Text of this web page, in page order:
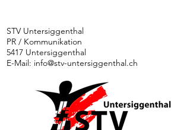
STV Untersiggenthal
PR / Kommunikation
5417 Untersiggenthal
E-Mail: info@stv-untersiggenthal.ch